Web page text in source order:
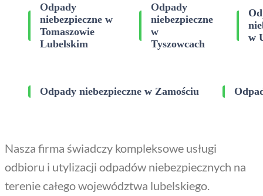
Odpady
niebezpieczne w
Tomaszowie
Lubelskim
Odpady
niebezpieczne
w
Tyszowcach
w
Odpady niebezpieczne w Zamościu
Nasza firma świadczy kompleksowe usługi
odbioru i utylizacji odpadów niebezpiecznych na
terenie całego województwa lubelskiego.